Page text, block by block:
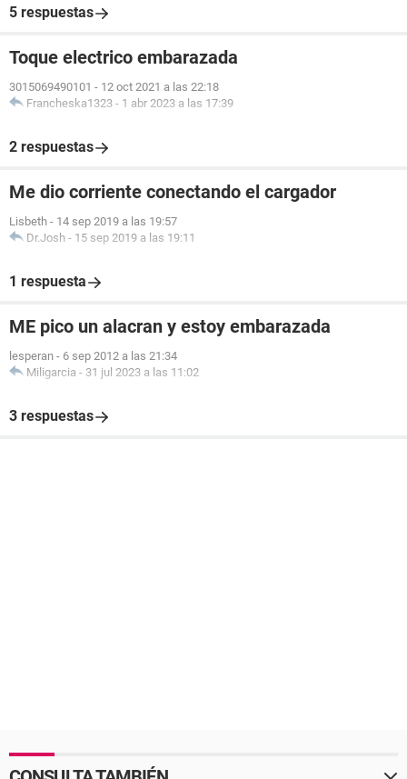
5 respuestas
Toque electrico embarazada
3015069490101 - 12 oct 2021 a las 22:18
Francheska1323 - 1 abr 2023 a las 17:39
2 respuestas
Me dio corriente conectando el cargador
Lisbeth - 14 sep 2019 a las 19:57
Dr.Josh - 15 sep 2019 a las 19:11
1 respuesta
ME pico un alacran y estoy embarazada
lesperan - 6 sep 2012 a las 21:34
Miligarcia - 31 jul 2023 a las 11:02
3 respuestas